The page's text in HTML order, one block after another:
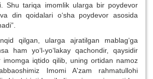
Shu tariqa imomlik ularga bir poydevor
din qoidalari o‘sha poydevor asosida
qilgan, ularga ajratilgan mablag‘ga
ham yo‘l-yo‘lakay qachondir, qaysidir
imomga iqtido qilib, uning ortidan namoz
Imomi A'zam rahmatullohi